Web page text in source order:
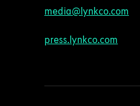
media@lynkco.com
press.lynkco.com